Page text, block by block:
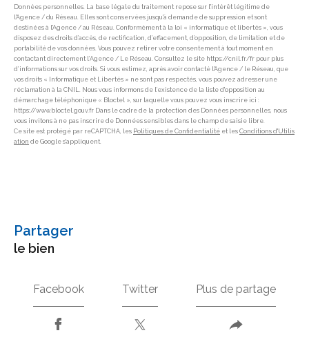
Données personnelles. La base légale du traitement repose sur l'intérêt légitime de
l'Agence / du Réseau. Elles sont conservées jusqu'à demande de suppression et sont
destinées à l'Agence / au Réseau. Conformément à la loi « informatique et libertés », vous
disposez des droits d’accès, de rectification, d’effacement, d’opposition, de limitation et de
portabilité de vos données. Vous pouvez retirer votre consentement à tout moment en
contactant directement l’Agence / Le Réseau. Consultez le site https://cnil.fr/fr pour plus
d’informations sur vos droits. Si vous estimez, après avoir contacté l'Agence / le Réseau, que
vos droits « Informatique et Libertés » ne sont pas respectés, vous pouvez adresser une
réclamation à la CNIL. Nous vous informons de l’existence de la liste d'opposition au
démarchage téléphonique « Bloctel », sur laquelle vous pouvez vous inscrire ici :
https://www.bloctel.gouv.fr Dans le cadre de la protection des Données personnelles, nous
vous invitons à ne pas inscrire de Données sensibles dans le champ de saisie libre.
Ce site est protégé par reCAPTCHA, les Politiques de Confidentialité et les Conditions d'Utilis
ation de Google s'appliquent.
partager
le bien
Facebook Twitter Plus de partage